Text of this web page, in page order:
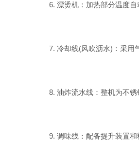
6. 漂烫机：加热部分温度自
7. 冷却线(风吹沥水)：采用气
8. 油炸流水线：整机为不锈
9. 调味线：配备提升装置和